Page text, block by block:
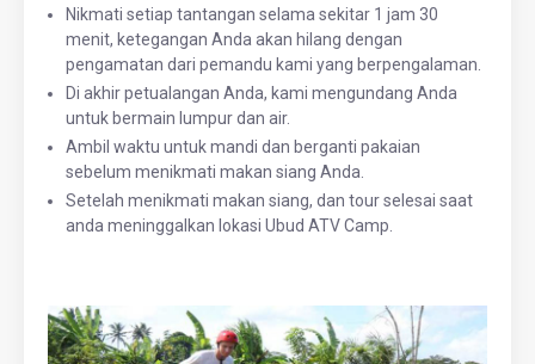
Nikmati setiap tantangan selama sekitar 1 jam 30
menit, ketegangan Anda akan hilang dengan
pengamatan dari pemandu kami yang berpengalaman.
Di akhir petualangan Anda, kami mengundang Anda
untuk bermain lumpur dan air.
Ambil waktu untuk mandi dan berganti pakaian
sebelum menikmati makan siang Anda.
Setelah menikmati makan siang, dan tour selesai saat
anda meninggalkan lokasi Ubud ATV Camp.